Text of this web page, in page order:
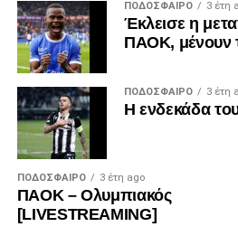
ΠΟΔΌΣΦΑΙΡΟ 3 έτη
Έκλεισε η
ΠΑΟΚ, μένουν
ΠΟΔΌΣΦΑΙΡΟ 3 έτη
Η ενδεκάδα
ΠΟΔΌΣΦΑΙΡΟ 3 έτη ago
ΠΑΟΚ – Ολυμπιακός
[LIVESTREAMING]